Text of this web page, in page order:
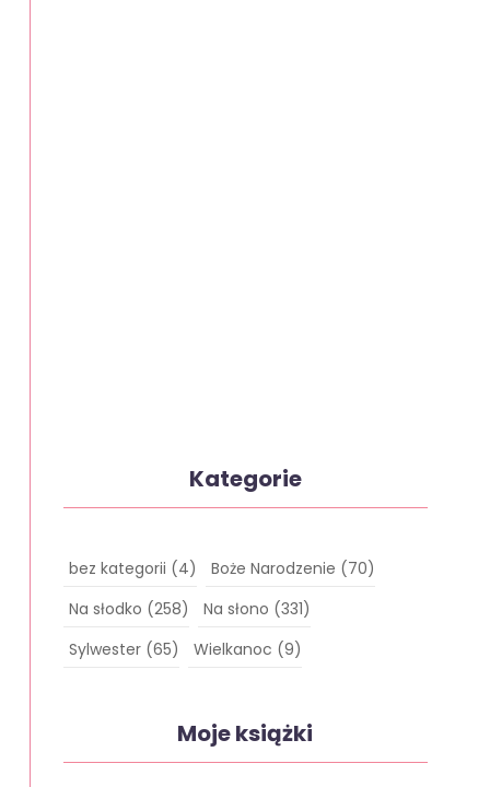
Kategorie
bez kategorii (4) Boże Narodzenie (70)
Na słodko (258) Na słono (331)
Sylwester(65) Wielkanoc (9)
Moje książki